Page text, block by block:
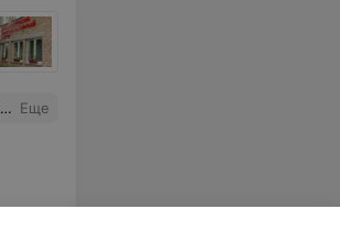
Еще